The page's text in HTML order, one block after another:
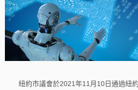
紐約市議會於2021年11月10日通過紐約